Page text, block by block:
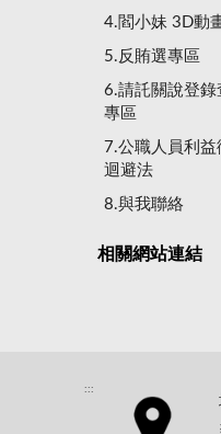
4.閻小妹 3D動
5.反賄選專區
6.請託關說登錄
專區
7.公職人員利益
迴避法
8.與我聯絡
相關網站連結
:::